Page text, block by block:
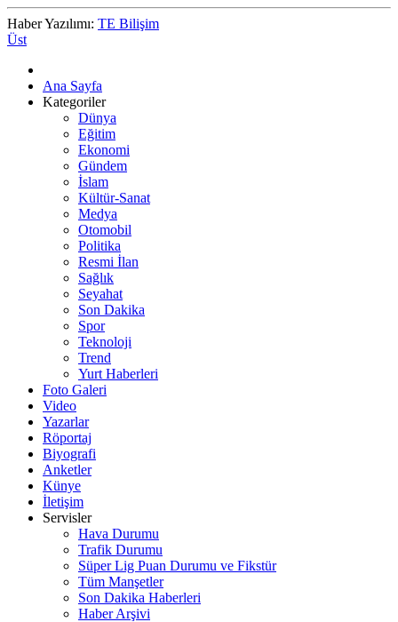
Haber Yazılımı: TE Bilişim
Üst
Ana Sayfa
Kategoriler
Dünya
Eğitim
Ekonomi
Gündem
İslam
Kültür-Sanat
Medya
Otomobil
Politika
Resmi İlan
Sağlık
Seyahat
Son Dakika
Spor
Teknoloji
Trend
Yurt Haberleri
Foto Galeri
Video
Yazarlar
Röportaj
Biyografi
Anketler
Künye
İletişim
Servisler
Hava Durumu
Trafik Durumu
Süper Lig Puan Durumu ve Fikstür
Tüm Manşetler
Son Dakika Haberleri
Haber Arşivi